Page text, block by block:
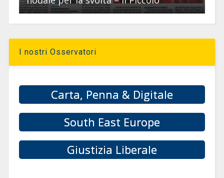
I nostri Osservatori
Carta, Penna & Digitale
South East Europe
Giustizia Liberale